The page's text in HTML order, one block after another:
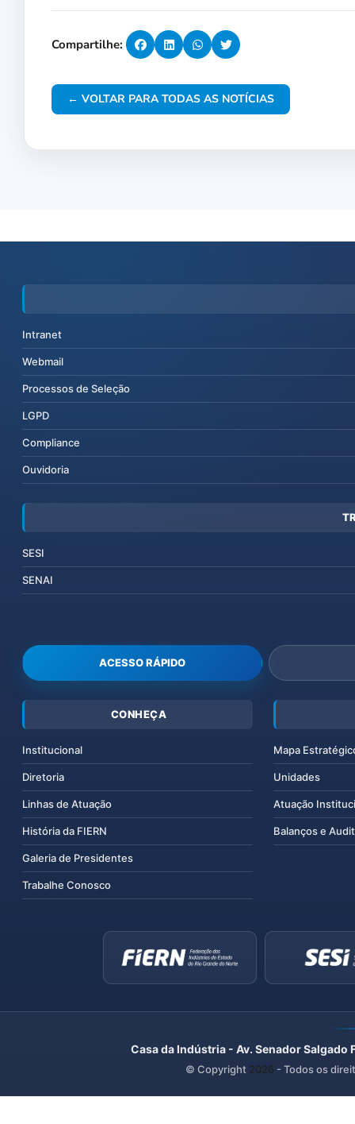
Compartilhe:
← VOLTAR PARA TODAS AS NOTÍCIAS
Intranet
Webmail
Processos de Seleção
LGPD
Compliance
Ouvidoria
SESI
SENAI
ACESSO RÁPIDO
CONHEÇA
Institucional
Diretoria
Linhas de Atuação
História da FIERN
Galeria de Presidentes
Trabalhe Conosco
Mapa
Unidades
Atuação
Balanços e
Casa da Indústria - Av. Senador
© Copyright 2026 - Todos os